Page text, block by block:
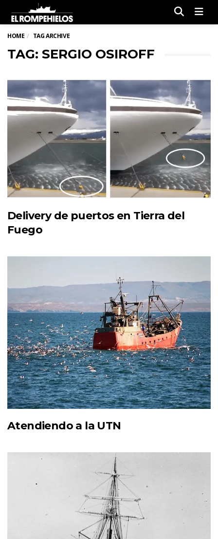
HOME TAG ARCHIVE
TAG: SERGIO OSIROFF
Delivery de puertos en Tierra del
Fuego
Atendiendo a la UTN